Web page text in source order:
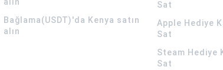
Bağlama(USDT)'da Kenya satın
alın
Sat
Apple Hediye
Sat
Steam Hediye
Sat